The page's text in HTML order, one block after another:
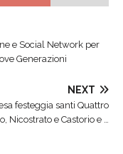
e Social Network per
Generazioni
NEXT
festeggia santi Quattro
Nicostrato e Castorio e …